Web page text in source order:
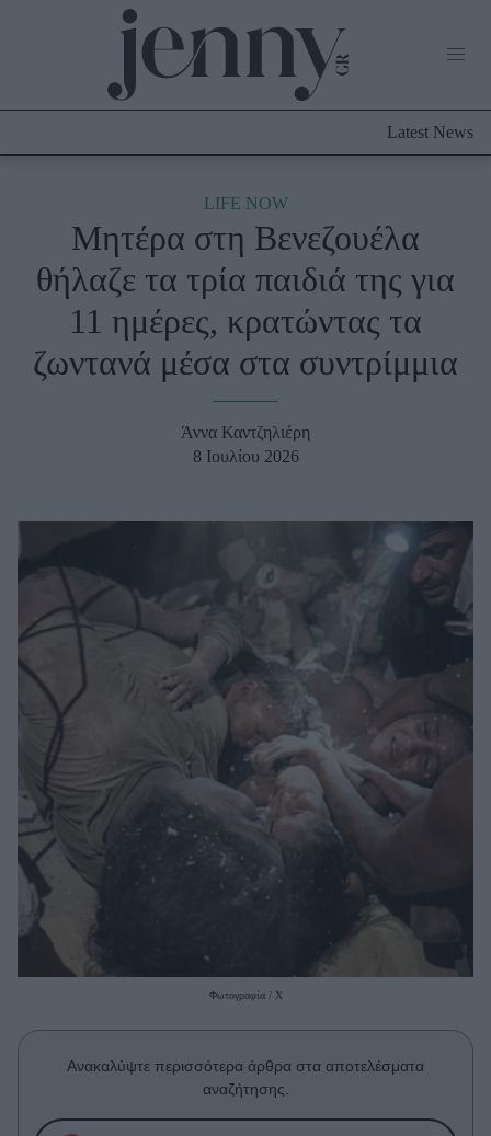
Culture
Fashion
Shopping
Styling Tips
Well being
Ψυχολογία
Υγεία + Διατροφή
Σχέσεις & Σεξ
Woman Power
Parenting
Working Girl
Real Women
Πρόσωπα
Who
True Stories
Success Stories
Latest News
LIFE NOW
Μητέρα στη Βενεζουέλα
θήλαζε τα τρία παιδιά της για
11 ημέρες, κρατώντας τα
ζωντανά μέσα στα συντρίμμια
Άννα Καντζηλιέρη
8 Ιουλίου 2026
Φωτογραφία / X
Ανακαλύψτε περισσότερα άρθρα στα αποτελέσματα
αναζήτησης.